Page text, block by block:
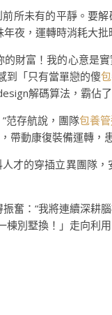
所未有的平靜。要
夜，運轉時消耗大批
財富！我的心意是
到「只有當單戀的傻
解碼算法，霸佔
范存航說，團隊包養
帶動康復裝備運轉，
才的穿插立異團隊
奮：“我將連續深耕
棟別墅換！」走向利用